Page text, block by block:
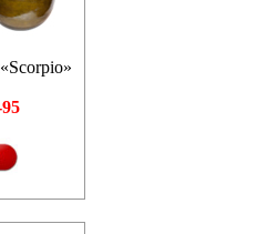
«Scorpio»